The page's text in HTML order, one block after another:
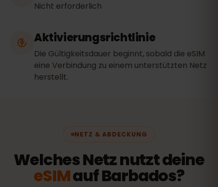
Nicht erforderlich
Aktivierungsrichtlinie
Die Gültigkeitsdauer beginnt, sobald die eSIM
eine Verbindung zu einem unterstützten Netz
herstellt.
NETZ & ABDECKUNG
Welches Netz nutzt deine
eSIMauf Barbados?